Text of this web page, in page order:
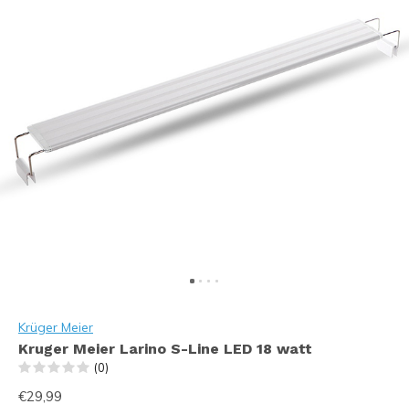
Krüger Meier
Kruger Meier Larino S-Line LED 18 watt
(0)
€29,99